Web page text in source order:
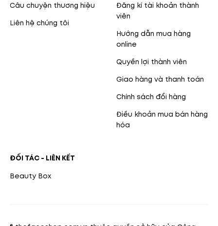
Câu chuyện thương hiệu
Liên hệ chúng tôi
Đăng kí tài khoản thành
viên
Hướng dẫn mua hàng
online
Quyền lợi thành viên
Giao hàng và thanh toán
Chính sách đổi hàng
Điều khoản mua bán hàng
hóa
ĐỐI TÁC - LIÊN KẾT
Beauty Box